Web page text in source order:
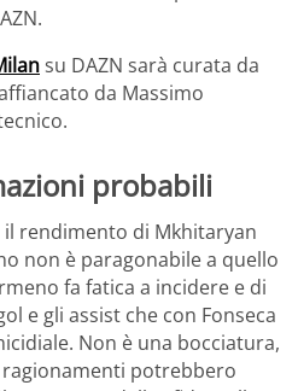
su DAZN sarà curata da
da Massimo
probabili
il rendimento di Mkhitaryan
non è paragonabile a quello
fa fatica a incidere e di
e gli assist che con Fonseca
Non è una bocciatura,
potrebbero